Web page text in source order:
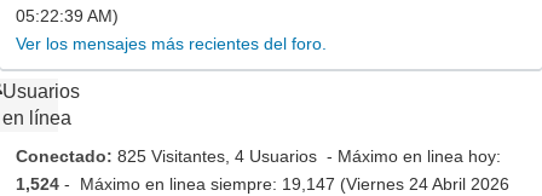
05:22:39 AM)
Ver los mensajes más recientes del foro.
Usuarios
en línea
Conectado: 825 Visitantes, 4 Usuarios - Máximo en linea hoy:
1,524 - Máximo en linea siempre: 19,147 (Viernes 24 Abril 2026